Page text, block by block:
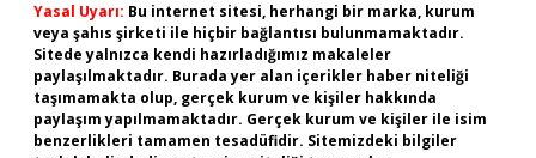
Yasal Uyarı: Bu internet sitesi, herhangi bir marka, kurum
veya şahıs şirketi ile hiçbir bağlantısı bulunmamaktadır.
Sitede yalnızca kendi hazırladığımız makaleler
paylaşılmaktadır. Burada yer alan içerikler haber niteliği
taşımamakta olup, gerçek kurum ve kişiler hakkında
paylaşım yapılmamaktadır. Gerçek kurum ve kişiler ile isim
benzerlikleri tamamen tesadüfidir. Sitemizdeki bilgiler